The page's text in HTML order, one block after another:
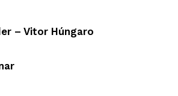
– Vitor Húngaro